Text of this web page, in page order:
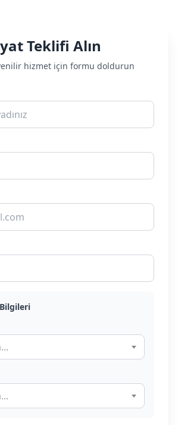
Teklifi Alın
hizmet için formu doldurun